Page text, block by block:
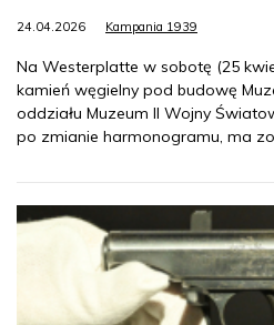
24.04.2026 Kampania 1939
Na Westerplatte w sobotę (25
kamień węgielny pod budowę
oddziału Muzeum II Wojny
po zmianie harmonogramu, ma